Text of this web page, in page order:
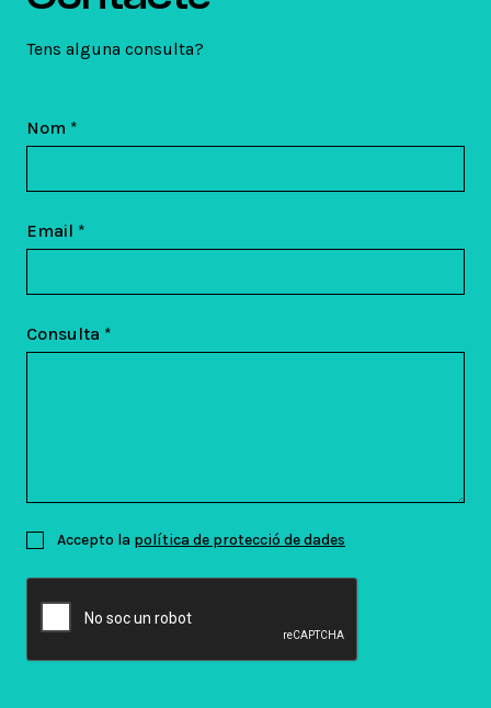
Tens alguna consulta?
Nom *
Email *
Consulta *
Accepto la política de protecció de dades